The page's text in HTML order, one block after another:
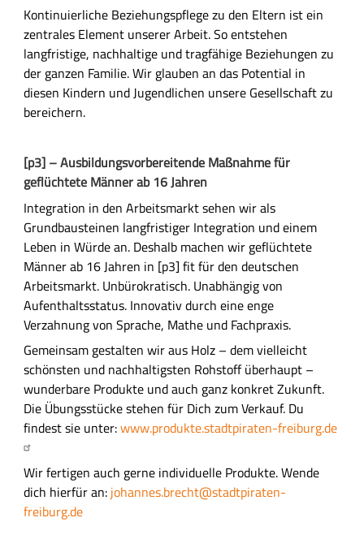
Kontinuierliche Beziehungspflege zu den Eltern ist ein
zentrales Element unserer Arbeit. So entstehen
langfristige, nachhaltige und tragfähige Beziehungen zu
der ganzen Familie. Wir glauben an das Potential in
diesen Kindern und Jugendlichen unsere Gesellschaft zu
bereichern.
[p3] – Ausbildungsvorbereitende Maßnahme für
geflüchtete Männer ab 16 Jahren
Integration in den Arbeitsmarkt sehen wir als
Grundbausteinen langfristiger Integration und einem
Leben in Würde an. Deshalb machen wir geflüchtete
Männer ab 16 Jahren in [p3] fit für den deutschen
Arbeitsmarkt. Unbürokratisch. Unabhängig von
Aufenthaltsstatus. Innovativ durch eine enge
Verzahnung von Sprache, Mathe und Fachpraxis.
Gemeinsam gestalten wir aus Holz – dem vielleicht
schönsten und nachhaltigsten Rohstoff überhaupt –
wunderbare Produkte und auch ganz konkret Zukunft.
Die Übungsstücke stehen für Dich zum Verkauf. Du
findest sie unter:www.produkte.stadtpiraten-freiburg.de
Wir fertigen auch gerne individuelle Produkte. Wende
dich hierfür an: johannes.brecht@stadtpiraten-
freiburg.de